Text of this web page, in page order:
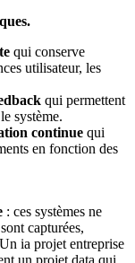
qui conserve
utilisateur, les
qui permettent
système.
continue qui
en fonction des
: ces systèmes ne
capturées,
ia projet entreprise